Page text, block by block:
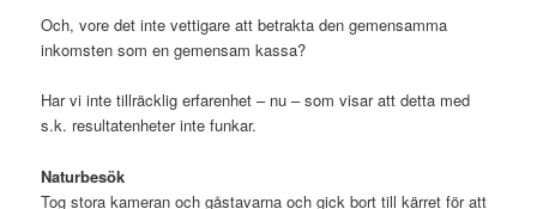
Och, vore det inte vettigare att betrakta den gemensamma
inkomsten som en gemensam kassa?
Har vi inte tillräcklig erfarenhet – nu – som visar att detta med
s.k. resultatenheter inte funkar.
Naturbesök
Tog stora kameran och gåstavarna och gick bort till kärret för att